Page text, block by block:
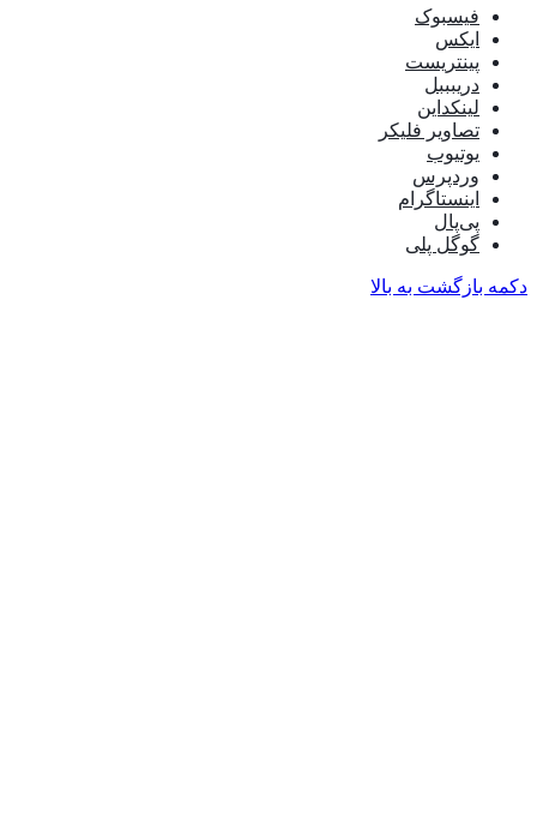
فیسبوک
ایکس
پینتریست
دریبببل
لینکداین
تصاویر فلیکر
یوتیوب
وردپرس
اینستاگرام
پی‌پال
گوگل پلی
دکمه بازگشت به بالا